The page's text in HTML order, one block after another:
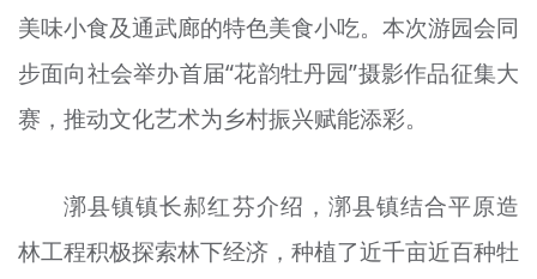
美味小食及通武廊的特色美食小吃。本次游园会同
步面向社会举办首届“花韵牡丹园”摄影作品征集大
赛，推动文化艺术为乡村振兴赋能添彩。
漷县镇镇长郝红芬介绍，漷县镇结合平原造
林工程积极探索林下经济，种植了近千亩近百种牡